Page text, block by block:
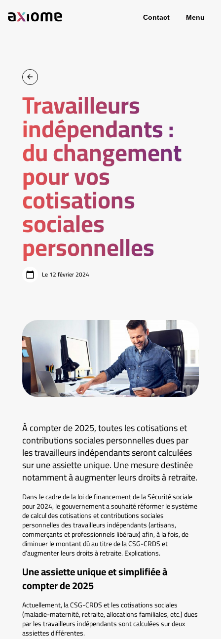
Contact Menu
Travailleurs
indépendants :
du changement
pour vos
cotisations
sociales
personnelles
Le 12 février 2024
À compter de 2025, toutes les cotisations et
contributions sociales personnelles dues par
les travailleurs indépendants seront calculées
sur une assiette unique. Une mesure destinée
notamment à augmenter leurs droits à retraite.
Dans le cadre de la loi de financement de la Sécurité sociale
pour 2024, le gouvernement a souhaité réformer le système
de calcul des cotisations et contributions sociales
personnelles des travailleurs indépendants (artisans,
commerçants et professionnels libéraux) afin, à la fois, de
diminuer le montant dû au titre de la CSG-CRDS et
d’augmenter leurs droits à retraite. Explications.
Une assiette unique et simplifiée à
compter de 2025
Actuellement, la CSG-CRDS et les cotisations sociales
(maladie-maternité, retraite, allocations familiales, etc.) dues
par les travailleurs indépendants sont calculées sur deux
assiettes différentes.